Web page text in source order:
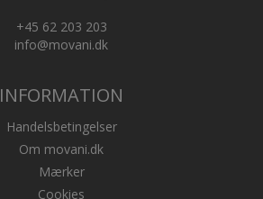
+45 62 203 203
info@movani.dk
INFORMATION
Handelsbetingelser
Om movani.dk
Mærker
Cookies